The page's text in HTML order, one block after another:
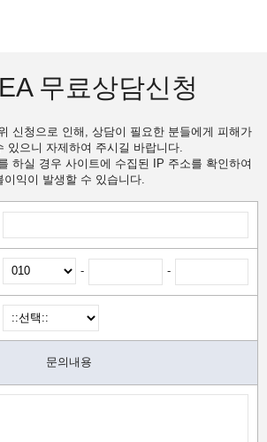
무료상담신청
신청으로 인해, 상담이 필요한 분들에게 피해가
있으니 자제하여 주시길 바랍니다.
하실 경우 사이트에 수집된 IP 주소를 확인하여
이익이 발생할 수 있습니다.
- -
문의내용